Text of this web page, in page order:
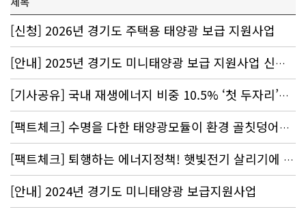
[신청] 2026년 경기도 주택용 태양광 보급 지원사업
[안내] 2025년 경기도 미니태양광 보급 지원사업 신청 : 80% 지원
[기사공유] 국내 재생에너지 비중 10.5% ‘첫 두자리’…여전히 OECD 꼴찌
[팩트체크] 수명을 다한 태양광모듈이 환경 골칫덩어리?
[팩트체크] 퇴행하는 에너지정책! 햇빛전기 살리기에 동참해주세요~!
[안내] 2024년 경기도 미니태양광 보급지원사업